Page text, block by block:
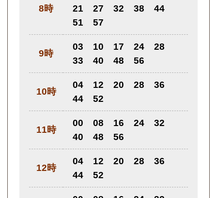
8時
21
27 32 38
44
51
57
9時
03 10 17 24
28
33
40 48 56
10時
04 12 20 28
36
44
52
11時
00 08 16 24
32
40
48 56
12時
04 12 20 28
36
44
52